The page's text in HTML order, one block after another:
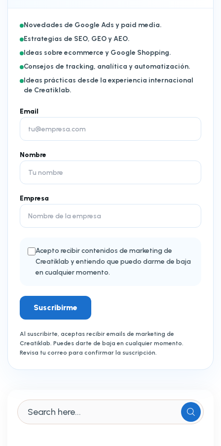
Novedades de Google Ads y paid media.
Estrategias de SEO, GEO y AEO.
Ideas sobre ecommerce y Google Shopping.
Consejos de tracking, analítica y automatización.
Ideas prácticas desde la experiencia internacional
de Creatiklab.
Email
Nombre
Empresa
Acepto recibir contenidos de marketing de
Creatiklab y entiendo que puedo darme de baja
en cualquier momento.
Suscribirme
Al suscribirte, aceptas recibir emails de marketing de
Creatiklab. Puedes darte de baja en cualquier momento.
Revisa tu correo para confirmar la suscripción.